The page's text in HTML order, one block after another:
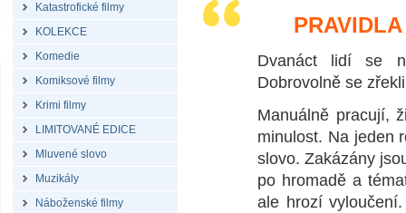
Katastrofické filmy
KOLEKCE
Komedie
Komiksové filmy
Krimi filmy
LIMITOVANÉ EDICE
Mluvené slovo
Muzikály
Náboženské filmy
Dvanáct lidí se
Dobrovolně se
Manuálně pracují,
minulost. Na jeden
slovo. Zakázány
po hromadě a
ale hrozí